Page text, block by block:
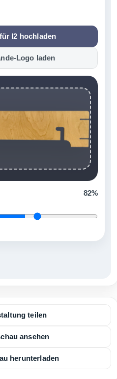
I2 hochladen
Logo laden
82%
teilen
ansehen
herunterladen